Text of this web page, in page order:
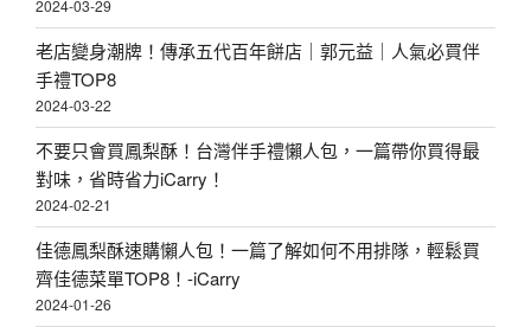
2024-03-29
老店變身潮牌！傳承五代百年餅店｜郭元益｜人氣必買伴
手禮TOP8
2024-03-22
不要只會買鳳梨酥！台灣伴手禮懶人包，一篇帶你買得最
對味，省時省力iCarry！
2024-02-21
佳德鳳梨酥速購懶人包！一篇了解如何不用排隊，輕鬆買
齊佳德菜單TOP8！-iCarry
2024-01-26